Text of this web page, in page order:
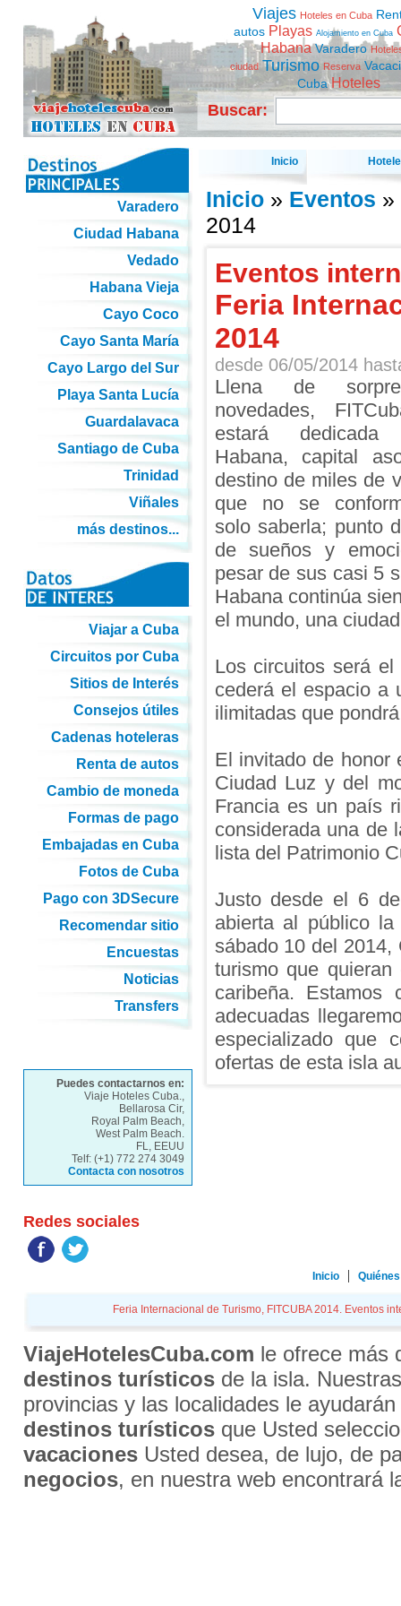
Viajes Hoteles en Cuba
autos Playas Alojamiento en Cuba
Habana Varadero
ciudad Turismo Reserva
Cuba Hoteles
Buscar:
Inicio
Inicio» Eventos »
2014
Eventos
Feria
2014
desde 06/05/2014
Llena de
novedades,
estará
Habana, capital
destino de miles de
que no se
solo saberla; punto
de sueños y
pesar de sus casi 5
Habana continúa
el mundo, una
Los circuitos será
cederá el espacio a
ilimitadas que
El invitado de honor
Ciudad Luz y del
Francia es un país
considerada una de
lista del Patrimonio
Justo desde el 6
abierta al público
sábado 10 del 2014,
turismo que
caribeña. Estamos
adecuadas
especializado que
ofertas de esta isla
Varadero
Ciudad Habana
Vedado
Habana Vieja
Cayo Coco
Cayo Santa María
Cayo Largo del Sur
Playa Santa Lucía
Guardalavaca
Santiago de Cuba
Trinidad
Viñales
más destinos...
Viajar a Cuba
Circuitos por Cuba
Sitios de Interés
Consejos útiles
Cadenas hoteleras
Renta de autos
Cambio de moneda
Formas de pago
Embajadas en Cuba
Fotos de Cuba
Pago con 3DSecure
Recomendar sitio
Encuestas
Noticias
Transfers
Puedes contactarnos en:
Viaje Hoteles Cuba.,
Bellarosa Cir,
Royal Palm Beach,
West Palm Beach.
FL, EEUU
Telf: (+1) 772 274 3049
Contacta con nosotros
Redes sociales
Inicio
Feria Internacional de Turismo, FITCUBA 2014. Eventos
ViajeHotelesCuba.com le ofrece más
destinos turísticosde la isla.
provincias y las localidades le
destinos turísticosque Usted
vacacionesUsted desea, de lujo, de
negocios, en nuestra web encontrará